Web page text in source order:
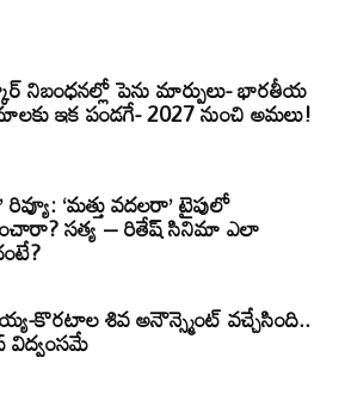
నిబంధనల్లో పెను మార్పులు- భారతీయ
ఇక పండగే- 2027 నుంచి అమలు!
రివ్యూ: ‘మత్తు వదలరా’ టైపులో
సత్య – రితేష్ సినిమా ఎలా
కొరటాల శివ అనౌన్స్మెంట్ వచ్చేసింది..